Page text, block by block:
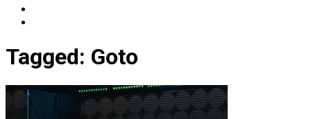
Tagged: Goto